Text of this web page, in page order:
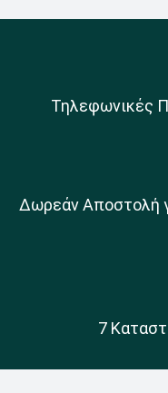
Τηλεφωνικές
Δωρεάν Αποστολή
7